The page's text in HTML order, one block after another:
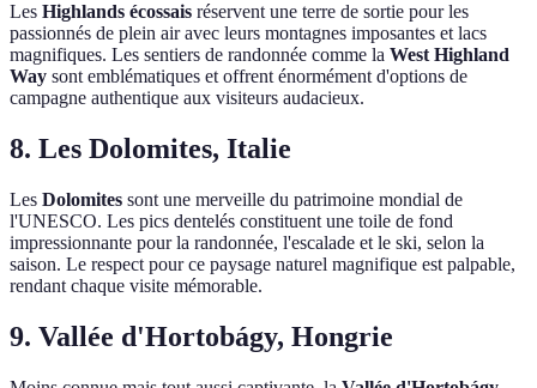
Les Highlands écossais réservent une terre de sortie pour les
passionnés de plein air avec leurs montagnes imposantes et lacs
magnifiques. Les sentiers de randonnée comme la West Highland
Way sont emblématiques et offrent énormément d'options de
campagne authentique aux visiteurs audacieux.
8. Les Dolomites, Italie
Les Dolomites sont une merveille du patrimoine mondial de
l'UNESCO. Les pics dentelés constituent une toile de fond
impressionnante pour la randonnée, l'escalade et le ski, selon la
saison. Le respect pour ce paysage naturel magnifique est palpable,
rendant chaque visite mémorable.
9. Vallée d'Hortobágy, Hongrie